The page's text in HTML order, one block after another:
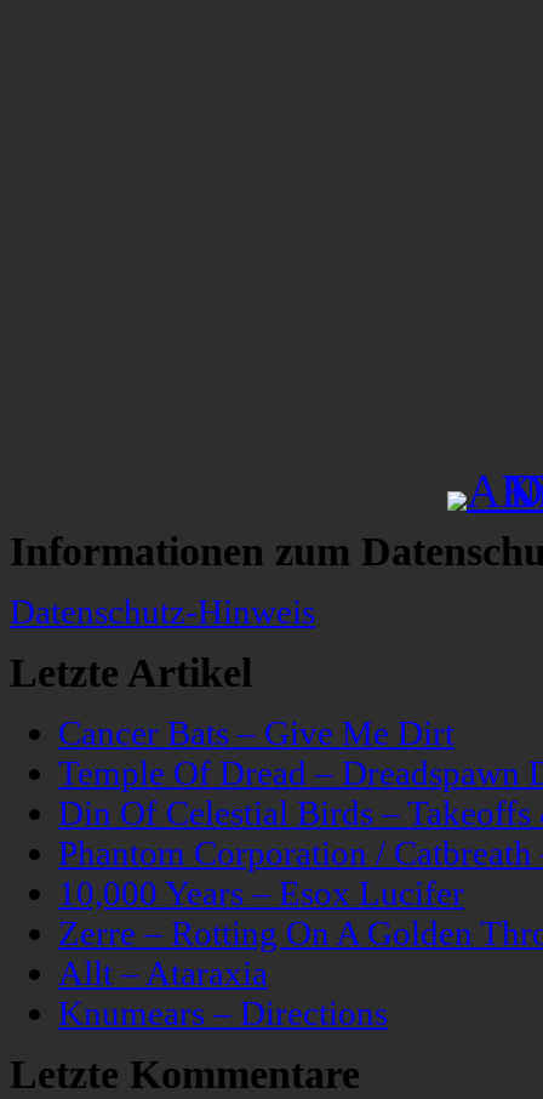
Informationen zum
Datenschutz-Hinweis
Letzte Artikel
Cancer Bats – Give Me Dirt
Temple Of Dread – Dreadspawn
Din Of Celestial Birds –
Phantom Corporation /
10,000 Years – Esox Lucifer
Zerre – Rotting On A Golden
Allt – Ataraxia
Knumears – Directions
Letzte Kommentare